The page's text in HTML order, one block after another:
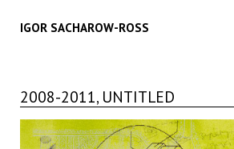
IGOR SACHAROW-ROSS
2008-2011, UNTITLED